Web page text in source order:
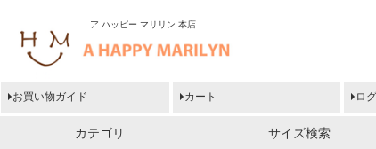
ア ハッピー マリリン 本店
お買い物ガイド カート ロ
カテゴリ サイズ検索